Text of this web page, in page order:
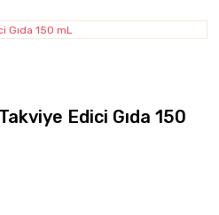
Edici Gıda 150